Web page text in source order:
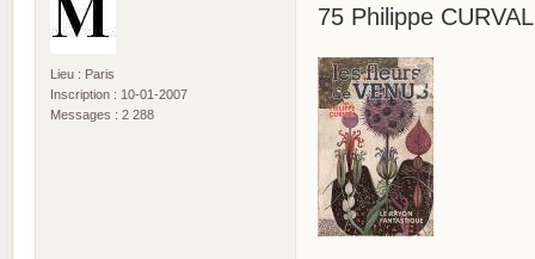
Lieu : Paris
Inscription : 10-01-2007
Messages : 2 288
75 Philippe